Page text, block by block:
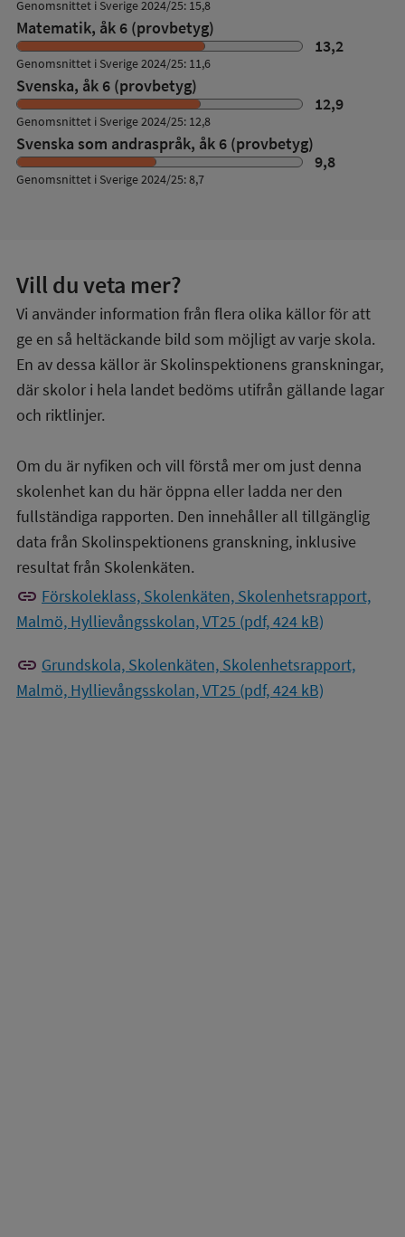
Genomsnittet i Sverige 2024/25: 15,8
Matematik, åk 6 (provbetyg)
13,2
Genomsnittet i Sverige 2024/25: 11,6
Svenska, åk 6 (provbetyg)
12,9
Genomsnittet i Sverige 2024/25: 12,8
Svenska som andraspråk, åk 6 (provbetyg)
9,8
Genomsnittet i Sverige 2024/25: 8,7
Vill du veta mer?
Vi använder information från flera olika källor för att
ge en så heltäckande bild som möjligt av varje skola.
En av dessa källor är Skolinspektionens granskningar,
där skolor i hela landet bedöms utifrån gällande lagar
och riktlinjer.
Om du är nyfiken och vill förstå mer om just denna
skolenhet kan du här öppna eller ladda ner den
fullständiga rapporten. Den innehåller all tillgänglig
data från Skolinspektionens granskning, inklusive
resultat från Skolenkäten.
link Förskoleklass, Skolenkäten, Skolenhetsrapport,
Malmö, Hyllievångsskolan, VT25 (pdf, 424 kB)
link Grundskola, Skolenkäten, Skolenhetsrapport,
Malmö, Hyllievångsskolan, VT25 (pdf, 424 kB)